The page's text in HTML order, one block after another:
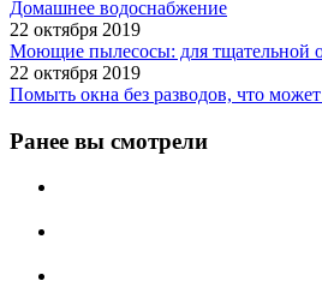
Домашнее водоснабжение
22 октября 2019
Моющие пылесосы: для тщательной
22 октября 2019
Помыть окна без разводов, что
Ранее вы смотрели